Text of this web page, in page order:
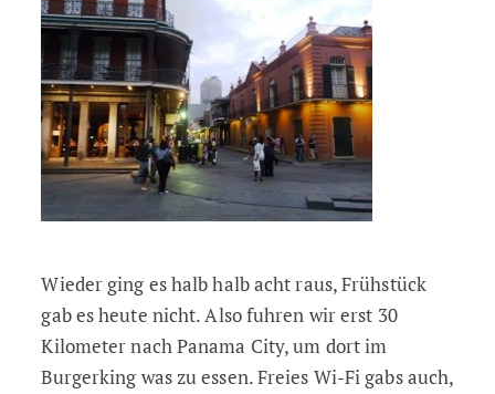
Wieder ging es halb halb acht raus, Frühstück
gab es heute nicht. Also fuhren wir erst 30
Kilometer nach Panama City, um dort im
Burgerking was zu essen. Freies Wi-Fi gabs auch,